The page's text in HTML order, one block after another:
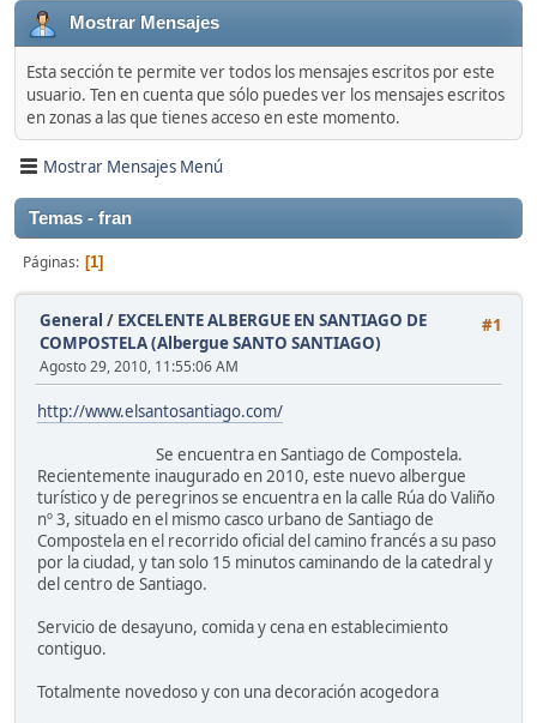
Mostrar Mensajes
Esta sección te permite ver todos los mensajes escritos por este
usuario. Ten en cuenta que sólo puedes ver los mensajes escritos
en zonas a las que tienes acceso en este momento.
Mostrar Mensajes Menú
Temas - fran
Páginas 1
#1
General / EXCELENTE ALBERGUE EN SANTIAGO DE
COMPOSTELA (Albergue SANTO SANTIAGO)
Agosto 29, 2010, 11:55:06 AM
http://www.elsantosantiago.com/
Se encuentra en Santiago de Compostela.
Recientemente inaugurado en 2010, este nuevo albergue
turístico y de peregrinos se encuentra en la calle Rúa do Valiño
nº 3, situado en el mismo casco urbano de Santiago de
Compostela en el recorrido oficial del camino francés a su paso
por la ciudad, y tan solo 15 minutos caminando de la catedral y
del centro de Santiago.
Servicio de desayuno, comida y cena en establecimiento
contiguo.
Totalmente novedoso y con una decoración acogedora